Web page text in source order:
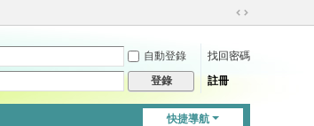
切
到
自動登錄
找回密碼
登錄 註冊
快捷導航